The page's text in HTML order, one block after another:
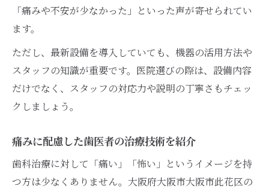
「痛みや不安が少なかった」といった声が寄せられてい
ます。
ただし、最新設備を導入していても、機器の活用方法や
スタッフの知識が重要です。医院選びの際は、設備内容
だけでなく、スタッフの対応力や説明の丁寧さもチェッ
クしましょう。
痛みに配慮した歯医者の治療技術を紹介
歯科治療に対して「痛い」「怖い」というイメージを持
つ方は少なくありません。大阪府大阪市大阪市此花区の